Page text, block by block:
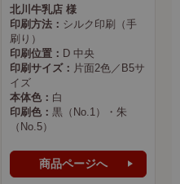
北川牛乳店 様
印刷方法： シルク印刷（手
刷り）
印刷位置： D 中央
印刷サイズ： 片面2色／B5サ
イズ
本体色： 白
印刷色： 黒（No.1）・朱
（No.5）
商品ページへ